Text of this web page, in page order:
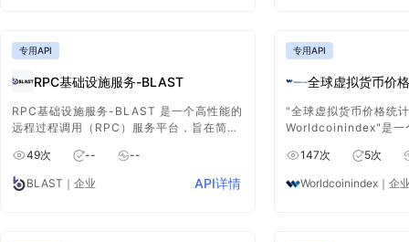
专用API
RPC基础设施服务-BLAST
RPC基础设施服务-BLAST 是一个高性能的
远程过程调用（RPC）服务平台，旨在简化
效、可扩展的 RPC 框架，支持多种编程语
言和协议，使开发者能够轻松构建、部署和
管理跨服务的通信。
49次 -- --
BLAST ｜企业 API详情
专用API
"全球虚拟货币价格统
Worldcoinindex"是一
提供快速、可靠且全
据，以及相关的市场
147次 5次
Worldcoinindex ｜企